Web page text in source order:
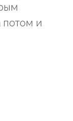
потом и